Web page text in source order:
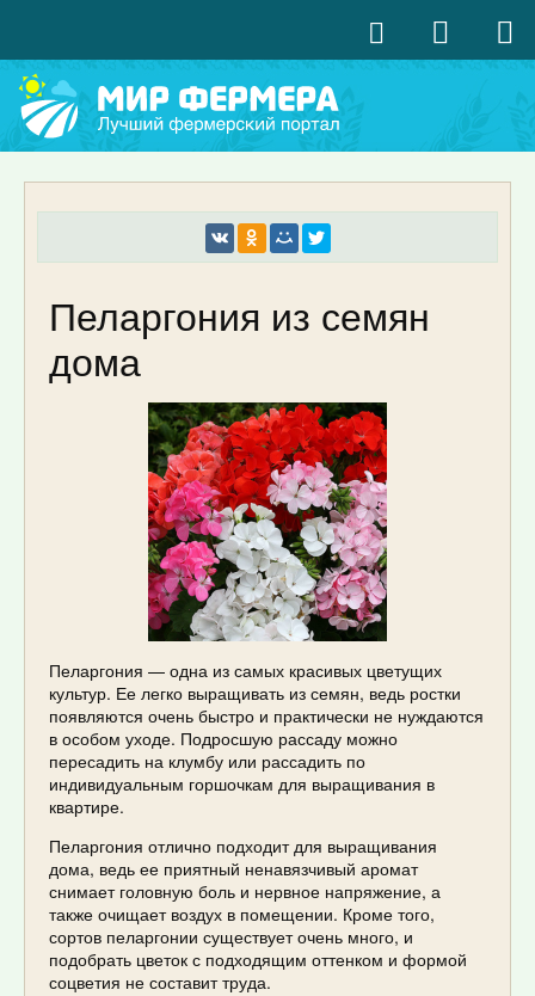
Пеларгония из семян
дома
Пеларгония — одна из самых красивых цветущих
культур. Ее легко выращивать из семян, ведь ростки
появляются очень быстро и практически не нуждаются
в особом уходе. Подросшую рассаду можно
пересадить на клумбу или рассадить по
индивидуальным горшочкам для выращивания в
квартире.
Пеларгония отлично подходит для выращивания
дома, ведь ее приятный ненавязчивый аромат
снимает головную боль и нервное напряжение, а
также очищает воздух в помещении. Кроме того,
сортов пеларгонии существует очень много, и
подобрать цветок с подходящим оттенком и формой
соцветия не составит труда.